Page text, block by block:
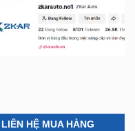
LIÊN HỆ MUA HÀNG